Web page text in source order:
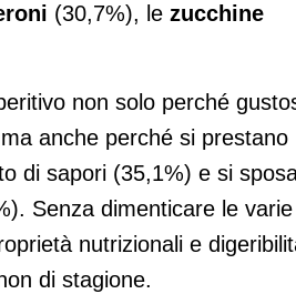
(30,7%), le zucchine
non solo perché
anche perché si prestano
di sapori (35,1%) e si
Senza dimenticare le varie
nutrizionali e
di stagione.